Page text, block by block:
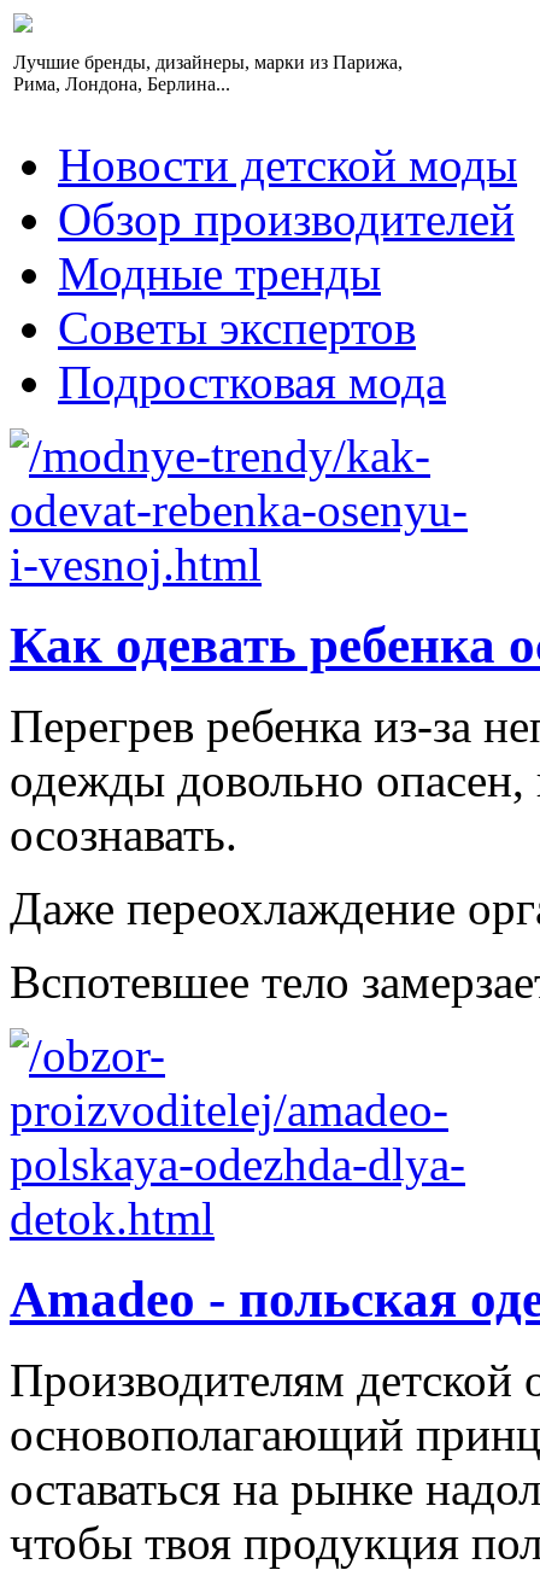
Лучшие бренды, дизайнеры, марки из Парижа,
Рима, Лондона, Берлина...
Новости детской моды
Обзор производителей
Модные тренды
Советы экспертов
Подростковая мода
Как одевать ребенка
Перегрев ребенка из-за
одежды довольно
осознавать.
Даже переохлаждение
Вспотевшее тело
Amadeo - польская
Производителям детской
основополагающий
оставаться на рынке
чтобы твоя продукция